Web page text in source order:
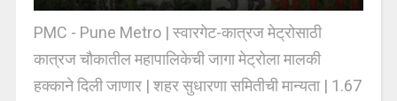
PMC - Pune Metro | स्वारगेट-कात्रज मेट्रोसाठी
कात्रज चौकातील महापालिकेची जागा मेट्रोला मालकी
हक्काने दिली जाणार | शहर सुधारणा समितीची मान्यता | 1.67